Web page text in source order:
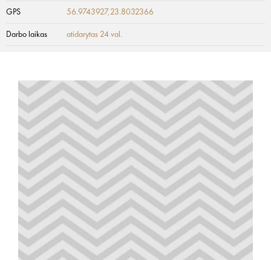
GPS 56.9743927,23.8032366
Darbo laikas atidarytas 24 val.